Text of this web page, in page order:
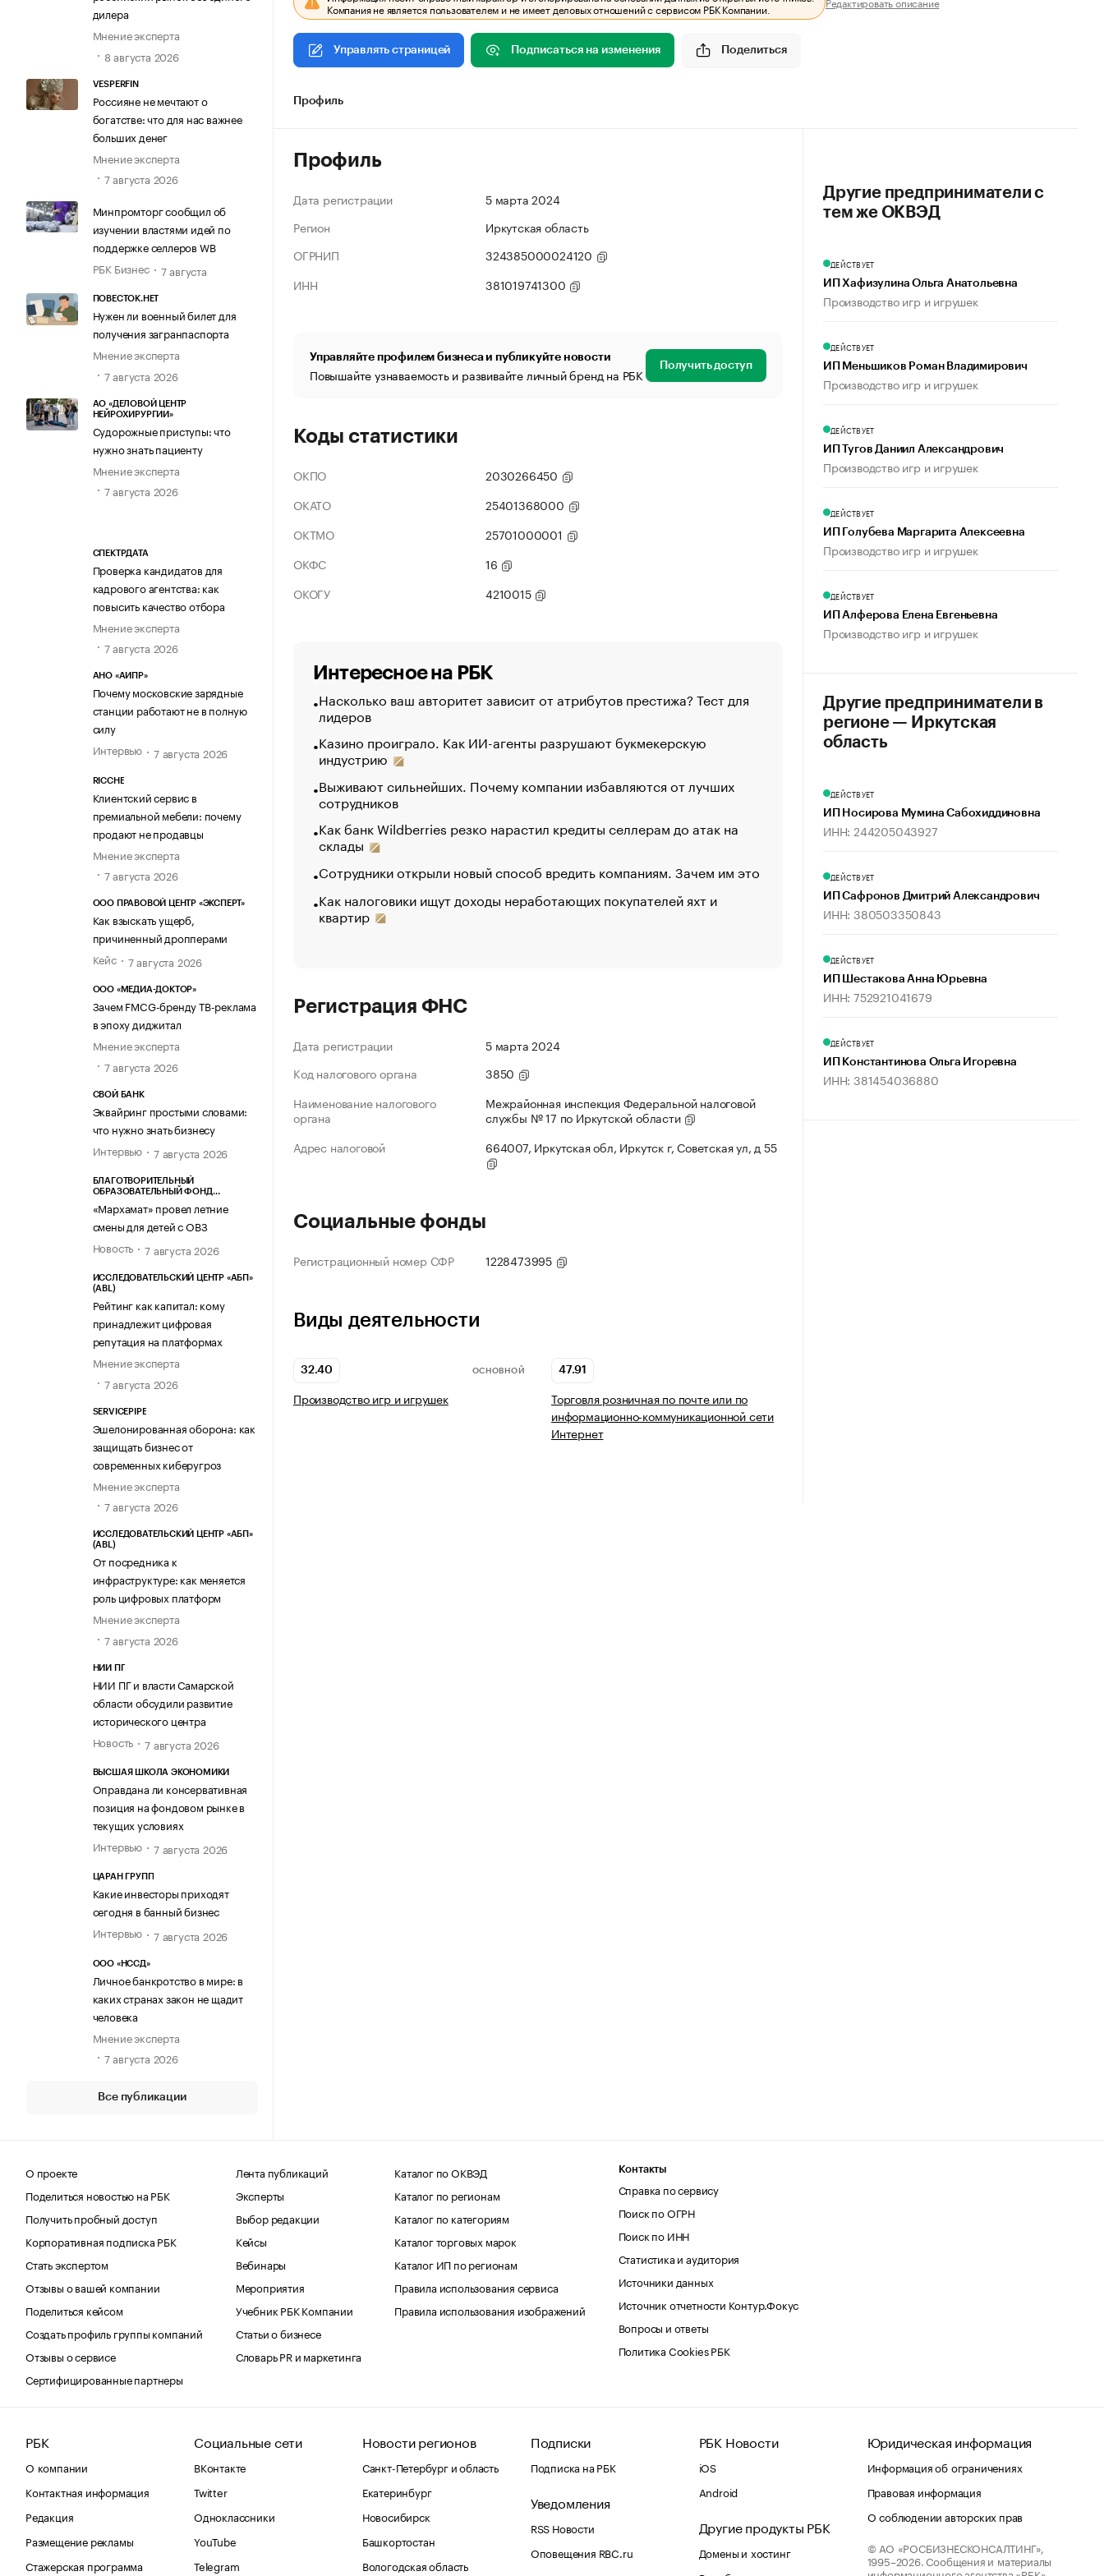
дилера
Мнение эксперта
8 августа 2026
VESPERFIN
Россияне не мечтают о
богатстве: что для нас важнее
больших денег
Мнение эксперта
7 августа 2026
Минпромторг сообщил об
изучении властями идей по
поддержке селлеров WB
РБК Бизнес
7 августа
ПОВЕСТОК.НЕТ
Нужен ли военный билет для
получения загранпаспорта
Мнение эксперта
7 августа 2026
АО «ДЕЛОВОЙ ЦЕНТР
НЕЙРОХИРУРГИИ»
Судорожные приступы: что
нужно знать пациенту
Мнение эксперта
7 августа 2026
СПЕКТРДАТА
Проверка кандидатов для
кадрового агентства: как
повысить качество отбора
Мнение эксперта
7 августа 2026
АНО «АИПР»
Почему московские зарядные
станции работают не в полную
силу
Интервью
7 августа 2026
RICCHE
Клиентский сервис в
премиальной мебели: почему
продают не продавцы
Мнение эксперта
7 августа 2026
ООО ПРАВОВОЙ ЦЕНТР «ЭКСПЕРТ»
Как взыскать ущерб,
причиненный дропперами
Кейс
7 августа 2026
ООО «МЕДИА-ДОКТОР»
Зачем FMCG-бренду ТВ-реклама
в эпоху диджитал
Мнение эксперта
7 августа 2026
СВОЙ БАНК
Эквайринг простыми словами:
что нужно знать бизнесу
Интервью
7 августа 2026
БЛАГОТВОРИТЕЛЬНЫЙ
ОБРАЗОВАТЕЛЬНЫЙ ФОНД
«Мархамат» провел летние
смены для детей с ОВЗ
Новость
7 августа 2026
ИССЛЕДОВАТЕЛЬСКИЙ ЦЕНТР «АБП»
(ABL)
Рейтинг как капитал: кому
принадлежит цифровая
репутация на платформах
Мнение эксперта
7 августа 2026
SERVICEPIPE
Эшелонированная оборона: как
защищать бизнес от
современных киберугроз
Мнение эксперта
7 августа 2026
ИССЛЕДОВАТЕЛЬСКИЙ ЦЕНТР «АБП»
(ABL)
От посредника к
инфраструктуре: как меняется
роль цифровых платформ
Мнение эксперта
7 августа 2026
НИИ ПГ
НИИ ПГ и власти Самарской
области обсудили развитие
исторического центра
Новость
7 августа 2026
ВЫСШАЯ ШКОЛА ЭКОНОМИКИ
Оправдана ли консервативная
позиция на фондовом рынке в
текущих условиях
Интервью
7 августа 2026
ЦАРАН ГРУПП
Какие инвесторы приходят
сегодня в банный бизнес
Интервью
7 августа 2026
ООО «НССД»
Личное банкротство в мире: в
каких странах закон не щадит
человека
Мнение эксперта
7 августа 2026
Все публикации
Компания не является пользователем и не имеет деловых отношений с сервисом РБК Компании.
Управлять страницей Подписаться на изменения Поделиться
Профиль
Профиль
Дата регистрации
5 марта 2024
Регион
Иркутская область
ОГРНИП
324385000024120
ИНН
381019741300
Управляйте профилем бизнеса и публикуйте новости
Повышайте узнаваемость и развивайте личный бренд на РБК Получить доступ
Коды статистики
ОКПО
2030266450
ОКАТО
25401368000
ОКТМО
25701000001
ОКФС
16
ОКОГУ
4210015
Интересное на РБК
Насколько ваш авторитет зависит от атрибутов престижа? Тест для
лидеров
Казино проиграло. Как ИИ-агенты разрушают букмекерскую
индустрию
Выживают сильнейших. Почему компании избавляются от лучших
сотрудников
Как банк Wildberries резко нарастил кредиты селлерам до атак на
склады
Сотрудники открыли новый способ вредить компаниям. Зачем им это
Как налоговики ищут доходы неработающих покупателей яхт и
квартир
«От спорта тело стареет иначе». Как живет глава
создавшей GTA
«Деньги будут не нужны»: что рассказал Маск в
Функции менеджмента: пять ключевых основ
управления
ЕС разрешил конфискацию российской нефти —
Стресс обеспеченных людей: почему рост доходов
Что обвинения против Павла Дурова значат для
Регистрация ФНС
Дата регистрации
5 марта 2024
Код налогового органа
3850
Наименование налогового
органа
Межрайонная инспекция Федеральной налоговой
службы № 17 по Иркутской области
Адрес налоговой
664007, Иркутская обл, Иркутск г, Советская ул, д 55
Социальные фонды
Регистрационный номер СФР 1228473995
Виды деятельности
32.40 ОСНОВНОЙ
Производство игр и игрушек
47.91
Торговля розничная по почте или по
информационно-коммуникационной сети
Интернет
Другие предприниматели с
тем же ОКВЭД
ДЕЙСТВУЕТ
ИП Хафизулина Ольга Анатольевна
Производство игр и игрушек
ДЕЙСТВУЕТ
ИП Меньшиков Роман Владимирович
Производство игр и игрушек
ДЕЙСТВУЕТ
ИП Тугов Даниил Александрович
Производство игр и игрушек
ДЕЙСТВУЕТ
ИП Голубева Маргарита Алексеевна
Производство игр и игрушек
ДЕЙСТВУЕТ
ИП Алферова Елена Евгеньевна
Производство игр и игрушек
Другие предприниматели в
регионе — Иркутская
область
ДЕЙСТВУЕТ
ИП Носирова Мумина Сабохиддиновна
ИНН: 244205043927
ДЕЙСТВУЕТ
ИП Сафронов Дмитрий Александрович
ИНН: 380503350843
ДЕЙСТВУЕТ
ИП Шестакова Анна Юрьевна
ИНН: 752921041679
ДЕЙСТВУЕТ
ИП Константинова Ольга Игоревна
ИНН: 381454036880
О проекте
Поделиться новостью на РБК
Получить пробный доступ
Корпоративная подписка РБК
Стать экспертом
Отзывы о вашей компании
Поделиться кейсом
Создать профиль группы компаний
Отзывы о сервисе
Сертифицированные партнеры
Лента публикаций
Эксперты
Выбор редакции
Кейсы
Вебинары
Мероприятия
Учебник РБК Компании
Статьи о бизнесе
Словарь PR и маркетинга
Каталог по ОКВЭД
Каталог по регионам
Каталог по категориям
Каталог торговых марок
Каталог ИП по регионам
Правила использования сервиса
Правила использования изображений
Контакты
Справка по сервису
Поиск по ОГРН
Поиск по ИНН
Статистика и аудитория
Источники данных
Источник отчетности Контур.Фокус
Вопросы и ответы
Политика Cookies РБК
РБК
О компании
Контактная информация
Редакция
Размещение рекламы
Стажерская программа
Социальные сети
ВКонтакте
Twitter
Одноклассники
YouTube
Telegram
Новости регионов
Санкт-Петербург и область
Екатеринбург
Новосибирск
Башкортостан
Вологодская область
Подписки
Подписка на РБК
Уведомления
RSS Новости
Оповещения RBC.ru
РБК Новости
iOS
Android
Другие продукты РБК
Домены и хостинг
Юридическая информация
Информация об ограничениях
Правовая информация
О соблюдении авторских прав
© АО «РОСБИЗНЕСКОНСАЛТИНГ»,
1995–2026. Сообщения и материалы